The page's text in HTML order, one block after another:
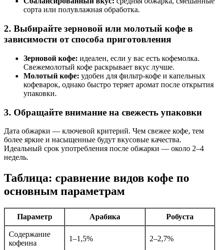
сорта или полувлажная обработка.
2. Выбирайте зерновой или молотый кофе в
зависимости от способа приготовления
Зерновой кофе: идеален, если у вас есть кофемолка.
Свежемолотый кофе раскрывает вкус лучше.
Молотый кофе: удобен для фильтр-кофе и капельных
кофеварок, однако быстро теряет аромат после открытия
упаковки.
3. Обращайте внимание на свежесть упаковки
Дата обжарки — ключевой критерий. Чем свежее кофе, тем
более яркие и насыщенные будут вкусовые качества.
Идеальный срок употребления после обжарки — около 2–4
недель.
Таблица: сравнение видов кофе по
основным параметрам
Параметр Арабика Робуста
Содержание
кофеина
1–1,5% 2–2,7%